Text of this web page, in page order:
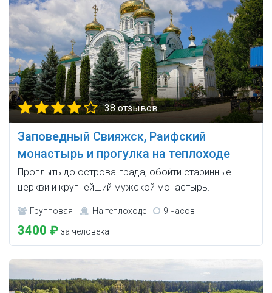
38 отзывов
Заповедный Свияжск, Раифский
монастырь и прогулка на теплоходе
Проплыть до острова-града, обойти старинные
церкви и крупнейший мужской монастырь.
Групповая На теплоходе 9 часов
3400 ₽ за человека